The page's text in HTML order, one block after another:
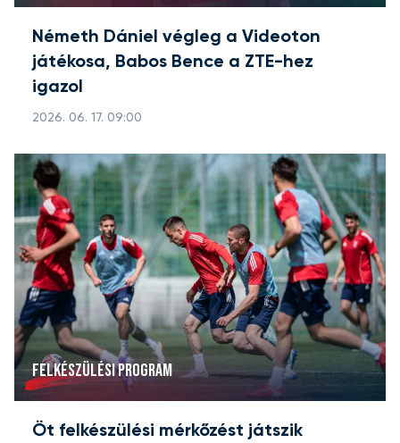
Németh Dániel végleg a Videoton
játékosa, Babos Bence a ZTE-hez
igazol
2026. 06. 17. 09:00
FELKÉSZÜLÉSI PROGRAM
Öt felkészülési mérkőzést játszik